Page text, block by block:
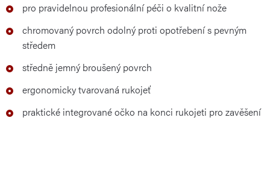
pro pravidelnou profesionální péči o kvalitní nože
chromovaný povrch odolný proti opotřebení s pevným
středem
středně jemný broušený povrch
ergonomicky tvarovaná rukojeť
praktické integrované očko na konci rukojeti pro zavěšení